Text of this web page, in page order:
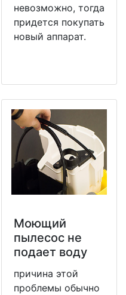
невозможно, тогда
придется покупать
новый аппарат.
Моющий
пылесос не
подает воду
причина этой
проблемы обычно